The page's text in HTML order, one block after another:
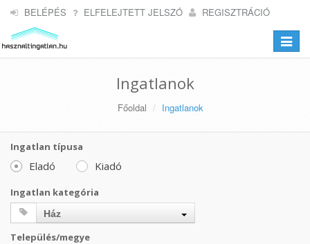
BELÉPÉS ELFELEJTETT JELSZÓ REGISZTRÁCIÓ
Toggle
Ingatlanok
Főoldal Ingatlanok
Ingatlan típusa
Eladó Kiadó
Ingatlan kategória
Ház
Település/megye